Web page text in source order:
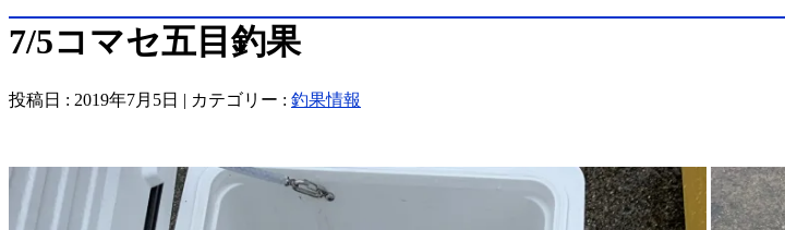
7/5コマセ五目釣果
投稿日 : 2019年7月5日 | カテゴリー : 釣果情報